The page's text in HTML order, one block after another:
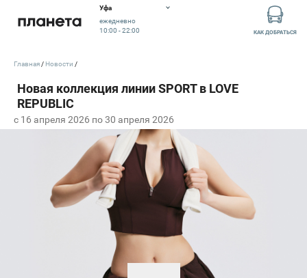
Уфа
ежедневно
10:00 - 22:00
КАК ДОБРАТЬСЯ
c 16 апреля 2026 по 30 апреля 2026
Главная Новости